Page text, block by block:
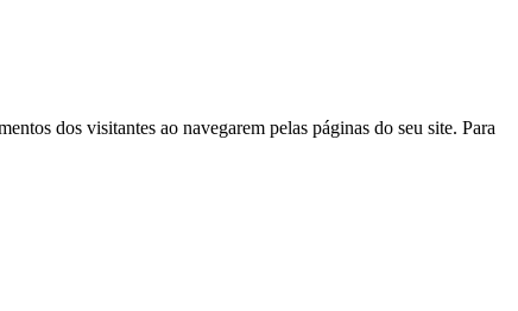
dos visitantes ao navegarem pelas páginas do seu site. Para